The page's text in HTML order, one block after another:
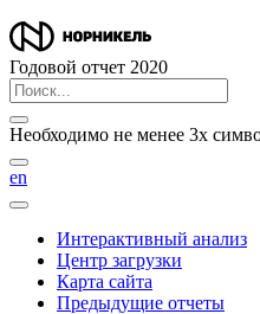
Годовой отчет 2020
Необходимо не менее 3х
en
Интерактивный анализ
Центр загрузки
Карта сайта
Предыдущие отчеты